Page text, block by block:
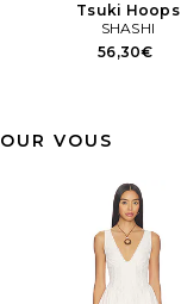
Tsuki Hoops
SHASHI
56,30€
VOUS